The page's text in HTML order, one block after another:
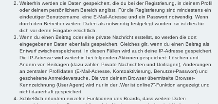
Weiterhin werden die Daten gespeichert, die du bei der Registrierung, in deinem Profil
oder deinem persönlichem Bereich angibst. Für die Registrierung sind mindestens ein
eindeutiger Benutzername, eine E-Mail-Adresse und ein Passwort notwendig. Wenn
durch den Betreiber weitere Daten als notwendig festgelegt wurden, so ist dies für
dich vor deren Eingabe ersichtlich.
Wenn du einen Beitrag oder eine private Nachricht erstellst, so werden die dort
eingegebenen Daten ebenfalls gespeichert. Gleiches gilt, wenn du einen Beitrag als
Entwurf zwischenspeicherst. In diesen Fällen wird auch deine IP-Adresse gespeichert.
Die IP-Adresse wird weiterhin bei folgenden Aktionen gespeichert: Löschen und
Ändern von Beiträgen (dazu zählen Private Nachrichten und Umfragen), Änderungen
an zentralen Profildaten (E-Mail-Adresse, Kontoaktivierung, Benutzer-Passwort) und
gescheiterte Anmeldeversuche. Die von deinem Browser übermittelte Browser-
Kennzeichnung (User Agent) wird nur in der „Wer ist online?“-Funktion angezeigt und
nicht dauerhaft gespeichert.
Schließlich erfordern einzelne Funktionen des Boards, dass weitere Daten